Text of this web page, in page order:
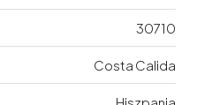
30710
Costa Calida